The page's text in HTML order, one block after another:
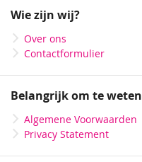
nieuwsbrief
Wie zijn wij?
Over ons
Contactformulier
Belangrijk om te weten
Algemene Voorwaarden
Privacy Statement